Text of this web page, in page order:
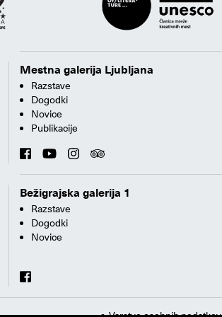
Mestna galerija Ljubljana
Razstave
Dogodki
Novice
Publikacije
Bežigrajska galerija 1
Razstave
Dogodki
Novice